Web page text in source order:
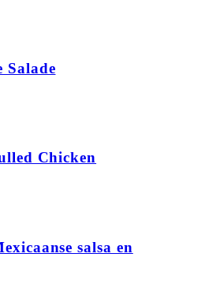
Salade
Chicken
salsa en